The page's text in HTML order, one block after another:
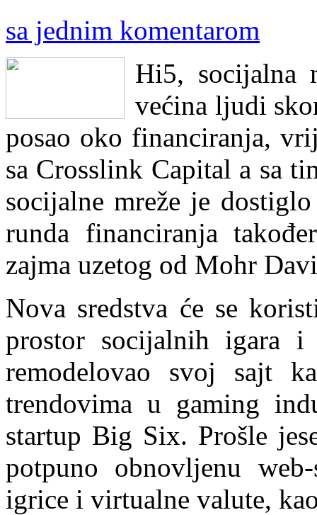
sa jednim komentarom
Hi5, socijalna
većina ljudi
posao oko financiranja,
sa Crosslink Capital a sa
socijalne mreže je
runda financiranja
zajma uzetog od Mohr
Nova sredstva će se
prostor socijalnih igara
remodelovao svoj sajt
trendovima u gaming
startup Big Six. Prošle
potpuno obnovljenu
igrice i virtualne valute,